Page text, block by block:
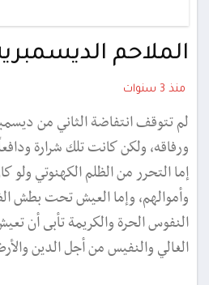
الملاحم
منذ 3 سنوات
لم تتوقف انتفاضة الثاني من
ورفاقه، ولكن كانت تلك شرارة
إما التحرر من الظلم الكهنوتي ولو
وأموالهم، وإما العيش تحت بطش
النفوس الحرة والكريمة تأبى أن
الغالي والنفيس من أجل الدين